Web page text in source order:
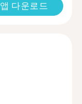
앱 다운로드